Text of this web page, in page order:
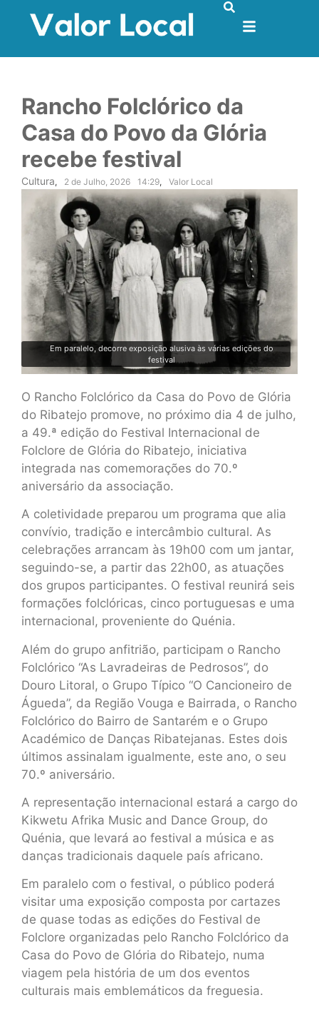
Rancho Folclórico da
Casa do Povo da Glória
recebe festival
Cultura, 2 de Julho, 2026 14:29, Valor Local
Em paralelo, decorre exposição alusiva às várias edições do
festival
O Rancho Folclórico da Casa do Povo de Glória
do Ribatejo promove, no próximo dia 4 de julho,
a 49.ª edição do Festival Internacional de
Folclore de Glória do Ribatejo, iniciativa
integrada nas comemorações do 70.º
aniversário da associação.
A coletividade preparou um programa que alia
convívio, tradição e intercâmbio cultural. As
celebrações arrancam às 19h00 com um jantar,
seguindo-se, a partir das 22h00, as atuações
dos grupos participantes. O festival reunirá seis
formações folclóricas, cinco portuguesas e uma
internacional, proveniente do Quénia.
Além do grupo anfitrião, participam o Rancho
Folclórico “As Lavradeiras de Pedrosos”, do
Douro Litoral, o Grupo Típico “O Cancioneiro de
Águeda”, da Região Vouga e Bairrada, o Rancho
Folclórico do Bairro de Santarém e o Grupo
Académico de Danças Ribatejanas. Estes dois
últimos assinalam igualmente, este ano, o seu
70.º aniversário.
A representação internacional estará a cargo do
Kikwetu Afrika Music and Dance Group, do
Quénia, que levará ao festival a música e as
danças tradicionais daquele país africano.
Em paralelo com o festival, o público poderá
visitar uma exposição composta por cartazes
de quase todas as edições do Festival de
Folclore organizadas pelo Rancho Folclórico da
Casa do Povo de Glória do Ribatejo, numa
viagem pela história de um dos eventos
culturais mais emblemáticos da freguesia.